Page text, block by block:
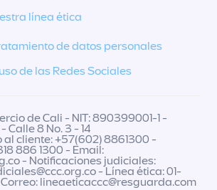
línea ética
de datos personales
de las Redes Sociales
de Cali - NIT: 890399001-1 -
Calle 8 No. 3 - 14
al cliente: +57(602) 8861300 -
886 1300 - Email:
- Notificaciones judiciales:
- Línea ética: 01-
lineaeticaccc@resguarda.com